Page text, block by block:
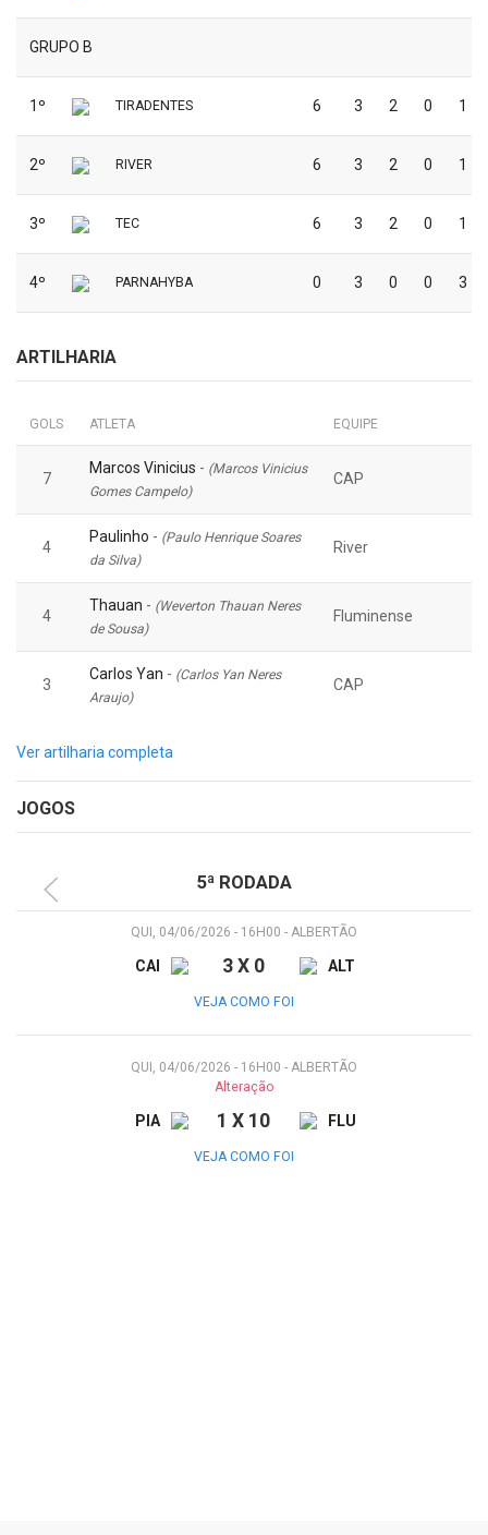
GRUPO B
1º TIRADENTES 6 3 2 0 1
2º RIVER 6 3 2 0 1
3º TEC 6 3 2 0 1
4º PARNAHYBA 0 3 0 0 3
ARTILHARIA
GOLS ATLETA EQUIPE
7
Marcos Vinicius - (Marcos Vinicius
Gomes Campelo)
CAP
4
Paulinho - (Paulo Henrique Soares
da Silva)
River
4
Thauan - (Weverton Thauan Neres
de Sousa)
Fluminense
3
Carlos Yan - (Carlos Yan Neres
Araujo)
CAP
Ver artilharia completa
JOGOS
5ª RODADA
QUI, 04/06/2026 - 16H00 - ALBERTÃO
CAI 3 X 0 ALT
VEJA COMO FOI
QUI, 04/06/2026 - 16H00 - ALBERTÃO
Alteração
PIA 1 X 10 FLU
VEJA COMO FOI